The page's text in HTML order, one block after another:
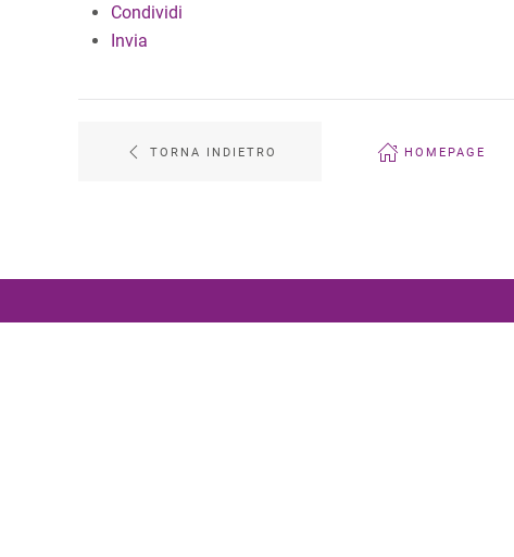
Condividi
Invia
TORNA INDIETRO HOMEPAGE